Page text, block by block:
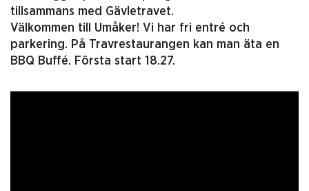
tillsammans med Gävletravet.
Välkommen till Umåker! Vi har fri entré och
parkering. På Travrestaurangen kan man äta en
BBQ Buffé. Första start 18.27.